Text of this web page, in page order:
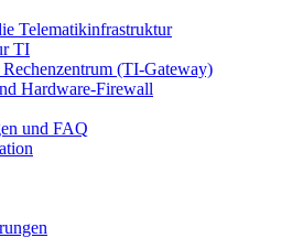
Telematikinfrastruktur
TI
Rechenzentrum (TI-Gateway)
Hardware-Firewall
und FAQ